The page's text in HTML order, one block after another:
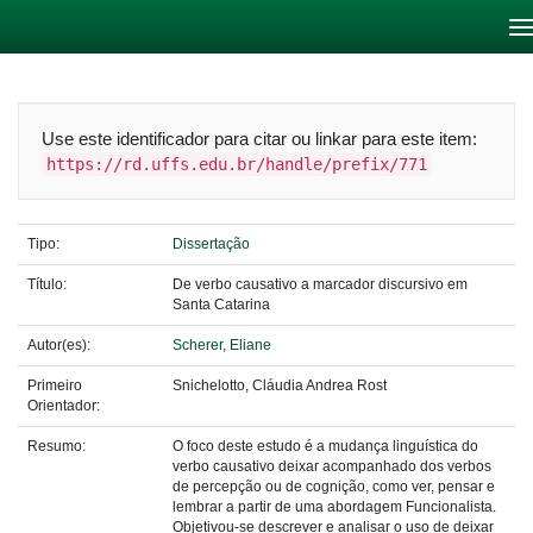
Use este identificador para citar ou linkar para este item:
https://rd.uffs.edu.br/handle/prefix/771
Tipo: Dissertação
Título:
De verbo causativo a marcador discursivo em
Santa Catarina
Autor(es): Scherer, Eliane
Primeiro
Orientador:
Snichelotto, Cláudia Andrea Rost
Resumo:
O foco deste estudo é a mudança linguística do
verbo causativo deixar acompanhado dos verbos
de percepção ou de cognição, como ver, pensar e
lembrar a partir de uma abordagem Funcionalista.
Objetivou-se descrever e analisar o uso de deixar